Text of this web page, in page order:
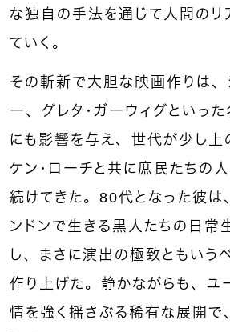
な独自の手法を通じて人間のリ
ていく。
その斬新で大胆な映画作りは、
ー、グレタ・ガーウィグといっ
にも影響を与え、世代が少し上
ケン・ローチと共に庶民たちの
続けてきた。80代となった彼は
ンドンで生きる黒人たちの日常
し、まさに演出の極致ともいう
作り上げた。静かながらも、ユ
情を強く揺さぶる稀有な展開で